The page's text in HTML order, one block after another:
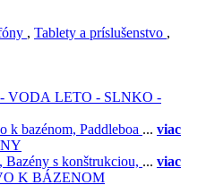
, Tablety a príslušenstvo ,
LETO - SLNKO -
k bazénom, Paddleboa ... viac
Bazény s konštrukciou, ... viac